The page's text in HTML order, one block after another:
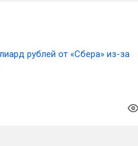
рублей от «Сбера» из-за